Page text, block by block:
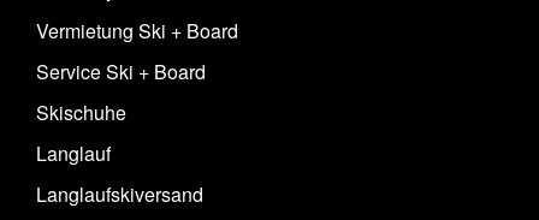
Vermietung Ski + Board
Service Ski + Board
Skischuhe
Langlauf
Langlaufskiversand